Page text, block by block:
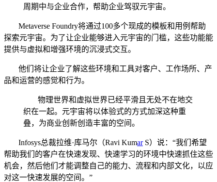
周期中与企业合作，帮助企业驾驭元宇宙。
Metaverse Foundry将通过100多个现成的模板和用例帮助
探索元宇宙。为了让企业能够进入元宇宙的门槛，这些功能能
提供与虚拟和增强环境的沉浸式交互。
他们将让企业了解这些环境和工具对客户、工作场所、产
品和运营的感觉和行为。
物理世界和虚拟世界已经平滑且无处不在地交
织在一起。元宇宙将以体验式的方式加深这种重
叠，为商业创新创造丰富的空间。
Infosys总裁拉维·库马尔（Ravi KumarS）说：“我们希望
帮助我们的客户在快速发现、快速学习的环境中快速抓住这些
机会，然后他们才能调整自己的能力、流程和内部文化，以应
对这一快速发展的空间。”